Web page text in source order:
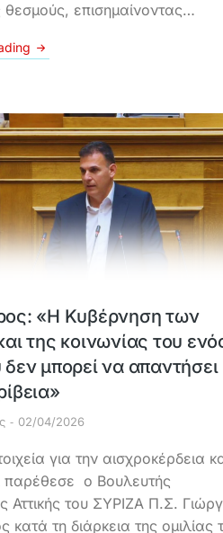
επισημαίνοντας…
«Η Κυβέρνηση των
της κοινωνίας του
μπορεί να απαντήσει
02/04/2026
για την αισχροκέρδεια
παρέθεσε ο Βουλευτής
Αττικής του ΣΥΡΙΖΑ Π.Σ.
κατά τη διάρκεια της ομιλίας